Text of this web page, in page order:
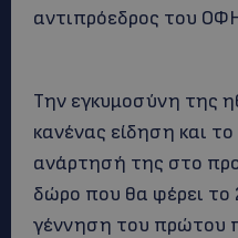
αντιπρόεδρος του
Την εγκυμοσύνη της
κανένας είδηση και
ανάρτησή της στο
δώρο που θα φέρει το
γέννηση του πρώτου